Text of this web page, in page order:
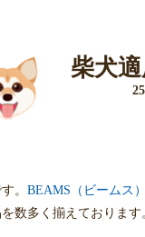
柴犬
。 BEAMS（ビームス）
数多く揃えております